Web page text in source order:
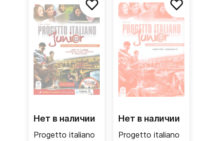
рабочая тетрадь
+ аудиодиск
Нет в наличии
Progetto italiano
Нет в наличии
Progetto italiano